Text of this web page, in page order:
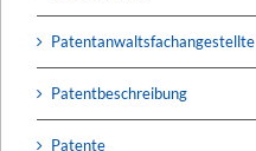
Patentanwaltsfachangestellte
Patentbeschreibung
Patente